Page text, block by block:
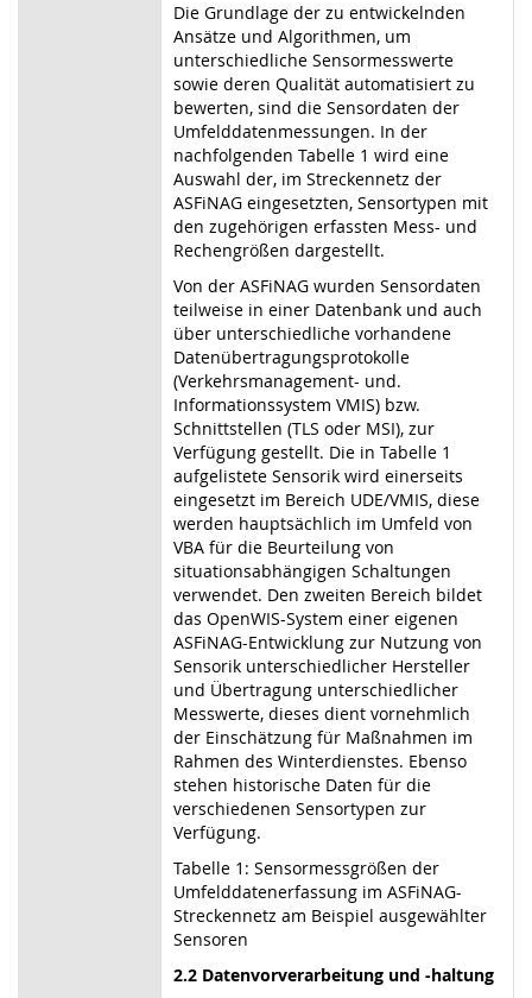
Die Grundlage der zu entwickelnden
Ansätze und Algorithmen, um
unterschiedliche Sensormesswerte
sowie deren Qualität automatisiert zu
bewerten, sind die Sensordaten der
Umfelddatenmessungen. In der
nachfolgenden Tabelle 1 wird eine
Auswahl der, im Streckennetz der
ASFiNAG eingesetzten, Sensortypen mit
den zugehörigen erfassten Mess- und
Rechengrößen dargestellt.
Von der ASFiNAG wurden Sensordaten
teilweise in einer Datenbank und auch
über unterschiedliche vorhandene
Datenübertragungsprotokolle
(Verkehrsmanagement- und.
Informationssystem VMIS) bzw.
Schnittstellen (TLS oder MSI), zur
Verfügung gestellt. Die in Tabelle 1
aufgelistete Sensorik wird einerseits
eingesetzt im Bereich UDE/VMIS, diese
werden hauptsächlich im Umfeld von
VBA für die Beurteilung von
situationsabhängigen Schaltungen
verwendet. Den zweiten Bereich bildet
das OpenWIS-System einer eigenen
ASFiNAG-Entwicklung zur Nutzung von
Sensorik unterschiedlicher Hersteller
und Übertragung unterschiedlicher
Messwerte, dieses dient vornehmlich
der Einschätzung für Maßnahmen im
Rahmen des Winterdienstes. Ebenso
stehen historische Daten für die
verschiedenen Sensortypen zur
Verfügung.
Tabelle 1: Sensormessgrößen der
Umfelddatenerfassung im ASFiNAG-
Streckennetz am Beispiel ausgewählter
Sensoren
2.2 Datenvorverarbeitung und -haltung